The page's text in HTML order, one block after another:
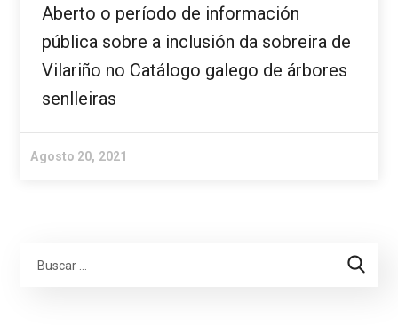
Aberto o período de información
pública sobre a inclusión da sobreira de
Vilariño no Catálogo galego de árbores
senlleiras
Agosto 20, 2021